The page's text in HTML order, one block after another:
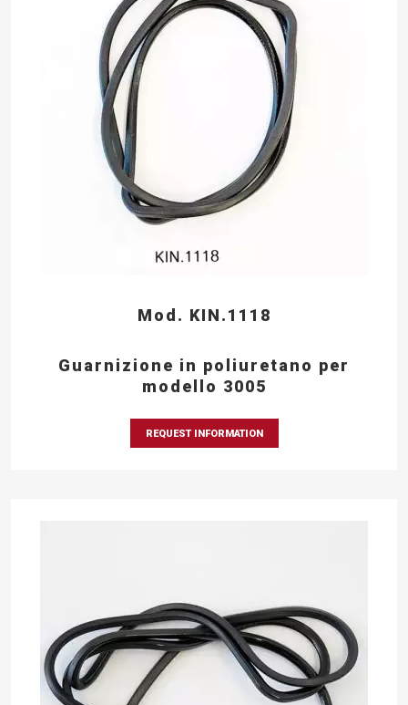
Mod. KIN.1118
Guarnizione in poliuretano per
modello 3005
REQUEST INFORMATION